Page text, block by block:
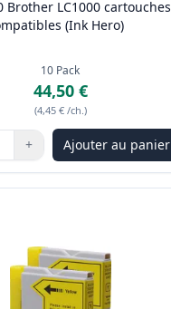
Brother LC1000 cartouches
(Ink Hero)
10 Pack
44,50 €
(4,45 € /ch.)
boutons pour ajuster
+ Ajouter au panier